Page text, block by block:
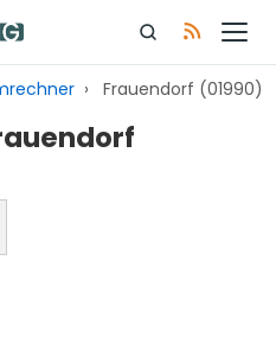
› Frauendorf (01990)